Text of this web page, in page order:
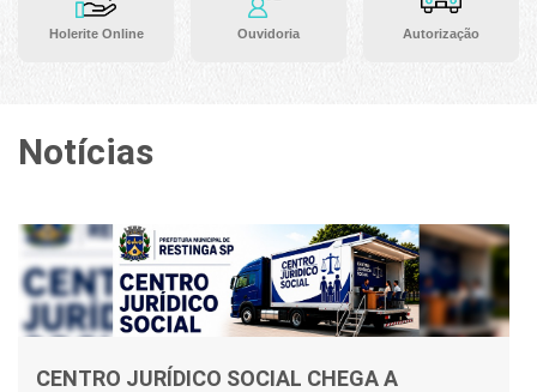
Holerite Online Ouvidoria Autorização
Notícias
CENTRO JURÍDICO SOCIAL CHEGA A